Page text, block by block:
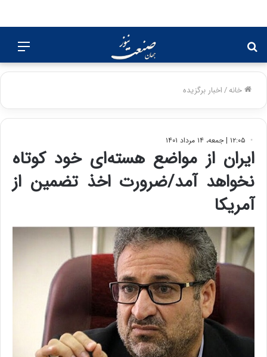
برای
خانه/اخبار برگزیده
۱۲:۰۵ | جمعه، ۱۴ مرداد ۱۴۰۱
ایران از مواضع هسته‌ای خود کوتاه
نخواهد آمد/ضرورت اخذ تضمین از
آمریکا